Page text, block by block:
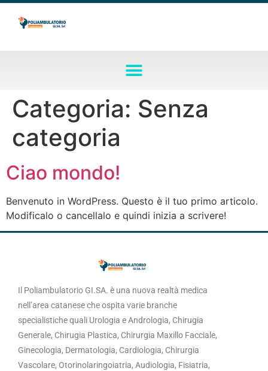
Categoria: Senza
categoria
Ciao mondo!
Benvenuto in WordPress. Questo è il tuo primo articolo.
Modificalo o cancellalo e quindi inizia a scrivere!
Il Poliambulatorio GI.SA. è una nuova realtà medica
nell’area catanese che ospita varie branche
specialistiche quali Urologia e Andrologia, Chirugia
Generale, Chirugia Plastica, Chirurgia Maxillo Facciale,
Ginecologia, Dermatologia, Cardiologia, Chirurgia
Vascolare, Otorinolaringoiatria, Audiologia, Fisiatria,